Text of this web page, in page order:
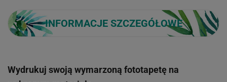
INFORMACJE SZCZEGÓŁOWE
Wydrukuj swoją wymarzoną fototapetę na